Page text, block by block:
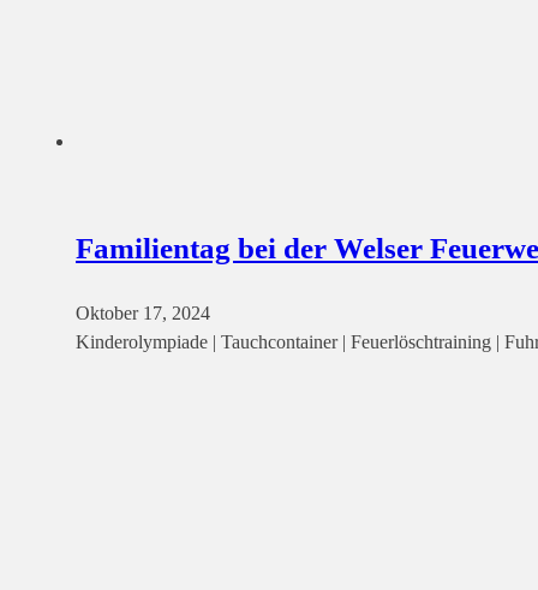
Familientag bei der Welser
Oktober 17, 2024
Kinderolympiade | Tauchcontainer | Feuerlöschtraining |